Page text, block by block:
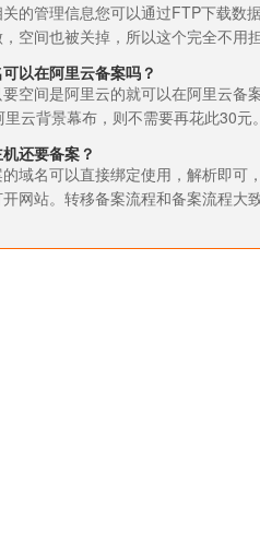
的管理信息您可以通过FTP下载
空间也被关掉，所以这个完全不
以在阿里云备案吗？
空间是阿里云的就可以在阿里云
云背景幕布，则不需要再花此30元
还要备案？
域名可以直接绑定使用，解析即
网站。转移备案流程和备案流程